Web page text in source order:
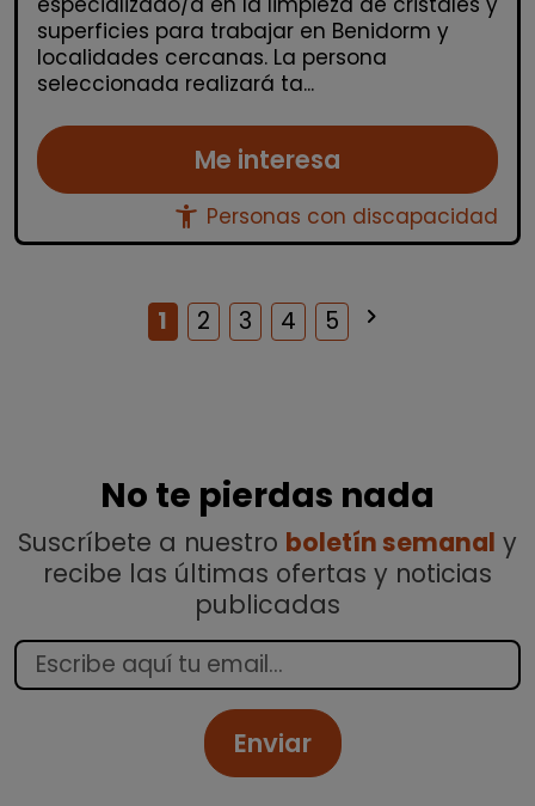
superficies para trabajar en Benidorm y
localidades cercanas. La persona
seleccionada realizará ta...
Me interesa
accessibility_new Personas con discapacidad
1 2 3 4 5 keyboard_arrow_right
No te pierdas nada
Suscríbete a nuestro boletín semanal y
recibe las últimas ofertas y noticias
publicadas
Enviar